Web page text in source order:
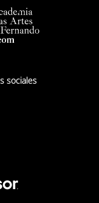
sociales